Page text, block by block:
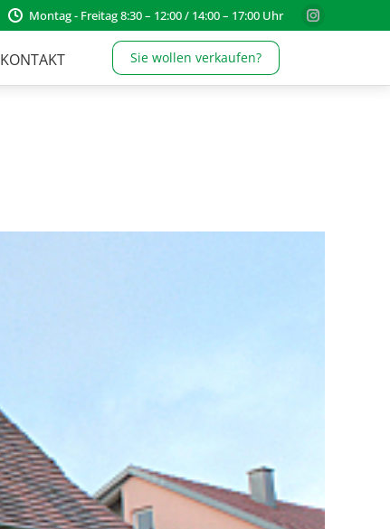
Montag - Freitag 8:30 – 12:00 / 14:00 – 17:00 Uhr
Instagram
KONTAKT Sie wollen verkaufen?